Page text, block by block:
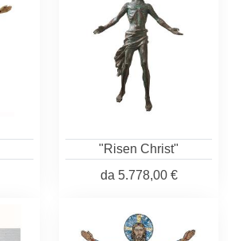
"Risen Christ"
da 5.778,00 €